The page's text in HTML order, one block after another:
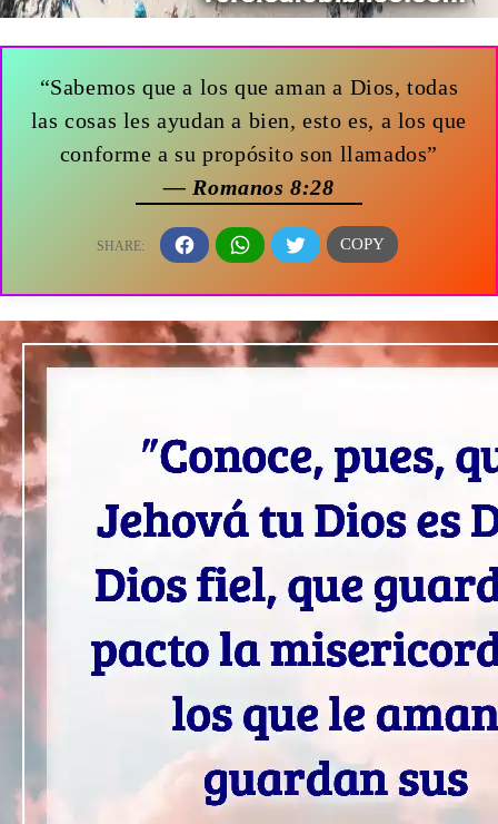
“Sabemos que a los que aman a Dios, todas
las cosas les ayudan a bien, esto es, a los que
conforme a su propósito son llamados”
— Romanos 8:28